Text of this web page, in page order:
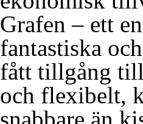
Grafen – ett
fantastiska
fått tillgång
och flexibelt,